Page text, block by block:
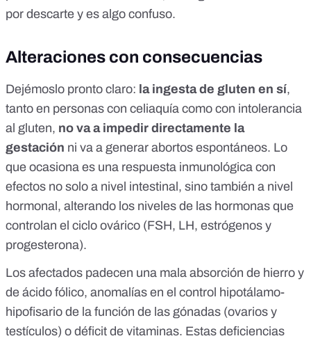
por descarte y es algo confuso.
Alteraciones con consecuencias
Dejémoslo pronto claro: la ingesta de gluten en sí,
tanto en personas con celiaquía como con intolerancia
al gluten, no va a impedir directamente la
gestación ni va a generar abortos espontáneos. Lo
que ocasiona es una respuesta inmunológica con
efectos no solo a nivel intestinal, sino también a nivel
hormonal, alterando los niveles de las hormonas que
controlan el ciclo ovárico (FSH, LH, estrógenos y
progesterona).
Los afectados padecen una mala absorción de hierro y
de ácido fólico, anomalías en el control hipotálamo-
hipofisario de la función de las gónadas (ovarios y
testículos) o déficit de vitaminas. Estas deficiencias